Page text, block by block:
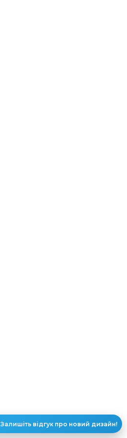
Залишіть відгук про новий дизайн!